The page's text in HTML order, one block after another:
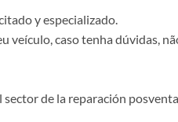
y especializado.
veículo, caso tenha dúvidas,
de la reparación